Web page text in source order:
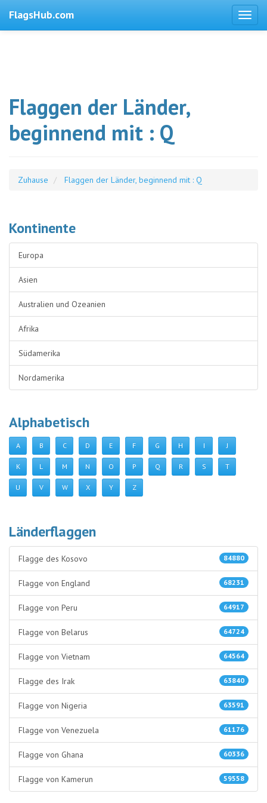
FlagsHub.com
Flaggen der Länder,
beginnend mit : Q
Zuhause Flaggen der Länder, beginnend mit : Q
Kontinente
Europa
Asien
Australien und Ozeanien
Afrika
Südamerika
Nordamerika
Alphabetisch
A B C D E F G H I J
K L M N O P Q R S T
U V W X Y Z
Länderflaggen
84880
Flagge des Kosovo
68231
Flagge von England
64917
Flagge von Peru
64724
Flagge von Belarus
64564
Flagge von Vietnam
63840
Flagge des Irak
63591
Flagge von Nigeria
61176
Flagge von Venezuela
60336
Flagge von Ghana
59558
Flagge von Kamerun